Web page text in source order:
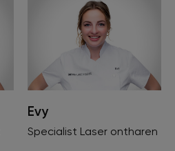
Evy
Specialist Laser ontharen